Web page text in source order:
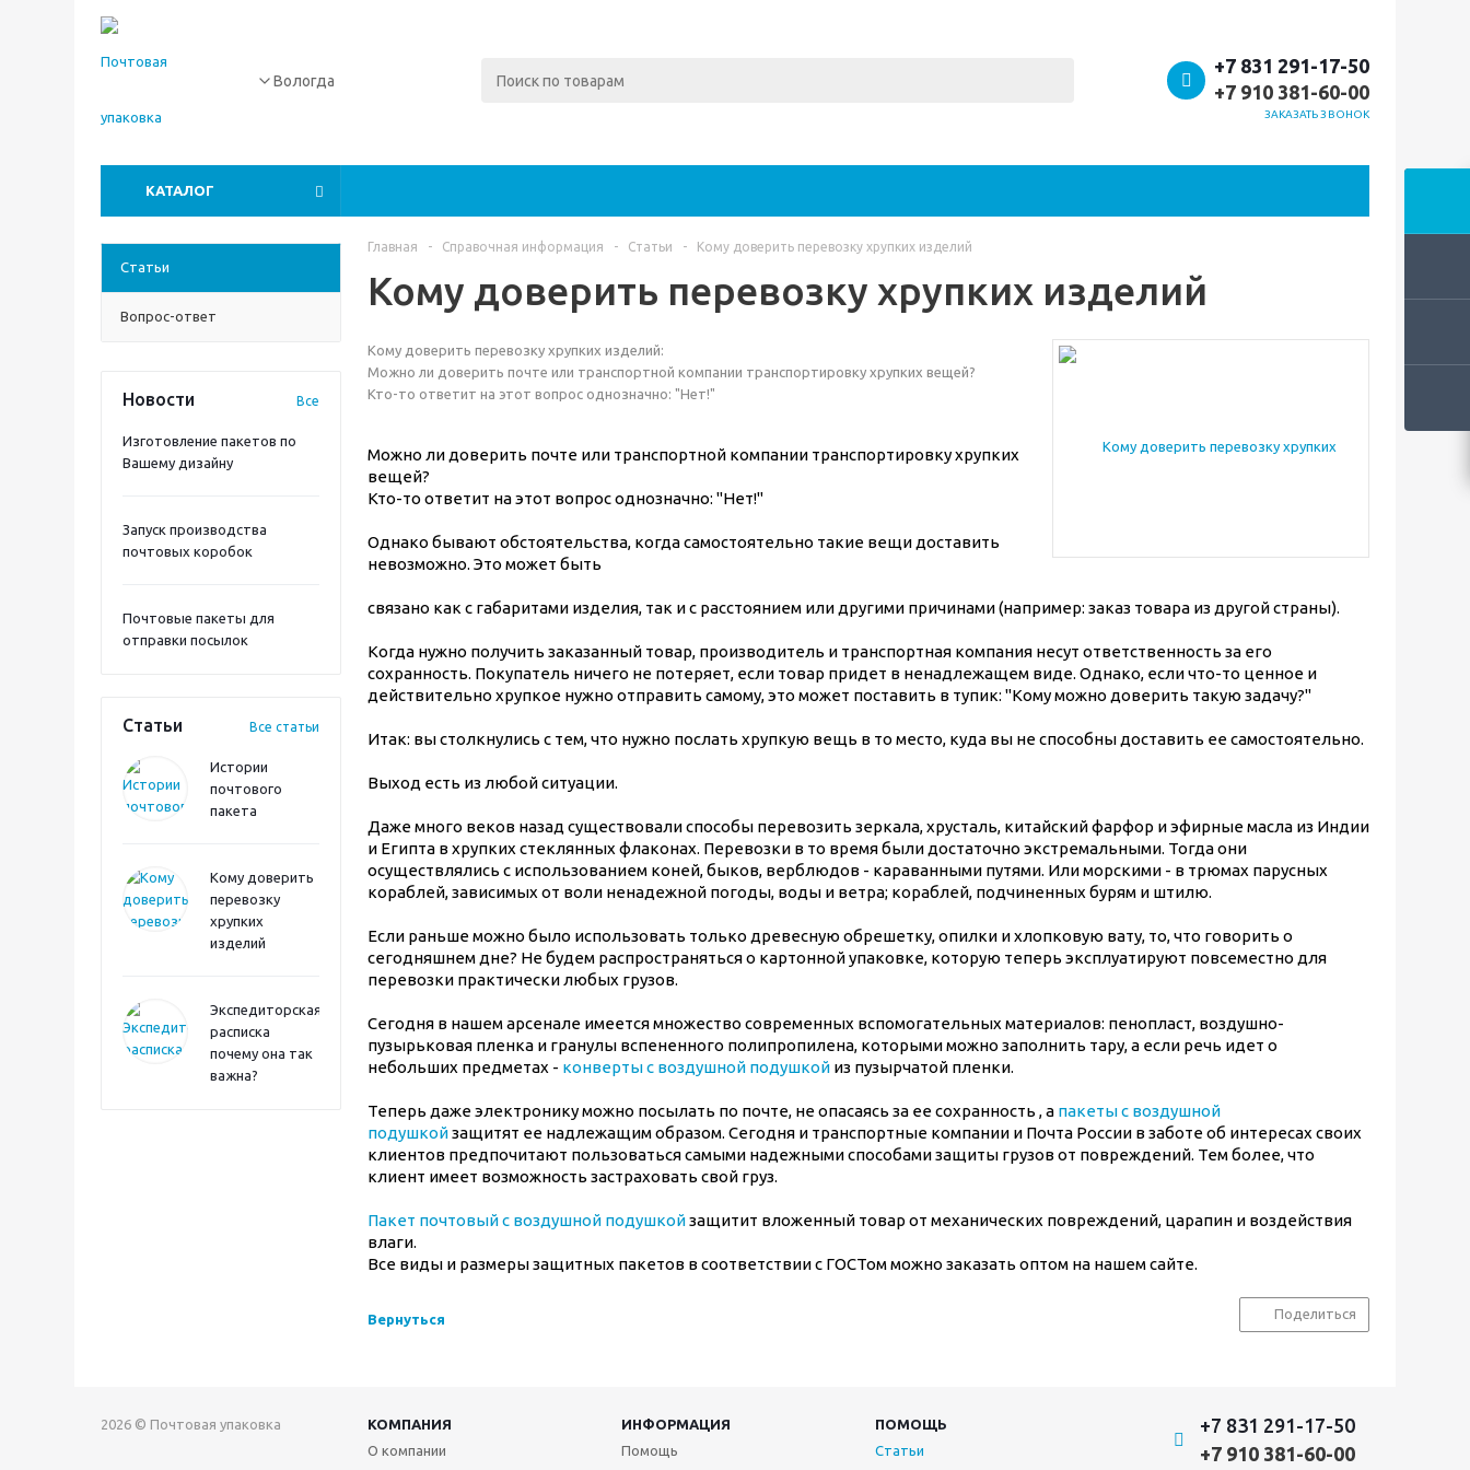
Вологда
+7 831 291-17-50
+7 910 381-60-00
ЗАКАЗАТЬ ЗВОНОК
КАТАЛОГ
Статьи
Вопрос-ответ
Новости Все
Изготовление пакетов по
Вашему дизайну
Запуск производства
почтовых коробок
Почтовые пакеты для
отправки посылок
Статьи Все статьи
Истории
почтового
пакета
Кому доверить
перевозку
хрупких
изделий
Экспедиторская
расписка
почему она так
важна?
Главная - Справочная информация - Статьи - Кому доверить перевозку хрупких изделий
Кому доверить перевозку хрупких изделий
Кому доверить перевозку хрупких изделий:
Можно ли доверить почте или транспортной компании транспортировку хрупких вещей?
Кто-то ответит на этот вопрос однозначно: "Нет!"
Можно ли доверить почте или транспортной компании транспортировку хрупких
вещей?
Кто-то ответит на этот вопрос однозначно: "Нет!"
Однако бывают обстоятельства, когда самостоятельно такие вещи доставить
невозможно. Это может быть
связано как с габаритами изделия, так и с расстоянием или другими причинами (например: заказ товара из другой страны).
Когда нужно получить заказанный товар, производитель и транспортная компания несут ответственность за его
сохранность. Покупатель ничего не потеряет, если товар придет в ненадлежащем виде. Однако, если что-то ценное и
действительно хрупкое нужно отправить самому, это может поставить в тупик: "Кому можно доверить такую задачу?"
Итак: вы столкнулись с тем, что нужно послать хрупкую вещь в то место, куда вы не способны доставить ее самостоятельно.
Выход есть из любой ситуации.
Даже много веков назад существовали способы перевозить зеркала, хрусталь, китайский фарфор и эфирные масла из Индии
и Египта в хрупких стеклянных флаконах. Перевозки в то время были достаточно экстремальными. Тогда они
осуществлялись с использованием коней, быков, верблюдов - караванными путями. Или морскими - в трюмах парусных
кораблей, зависимых от воли ненадежной погоды, воды и ветра; кораблей, подчиненных бурям и штилю.
Если раньше можно было использовать только древесную обрешетку, опилки и хлопковую вату, то, что говорить о
сегодняшнем дне? Не будем распространяться о картонной упаковке, которую теперь эксплуатируют повсеместно для
перевозки практически любых грузов.
Сегодня в нашем арсенале имеется множество современных вспомогательных материалов: пенопласт, воздушно-
пузырьковая пленка и гранулы вспененного полипропилена, которыми можно заполнить тару, а если речь идет о
небольших предметах - конверты с воздушной подушкой из пузырчатой пленки.
Теперь даже электронику можно посылать по почте, не опасаясь за ее сохранность , а пакеты с воздушной
подушкойзащитят ее надлежащим образом. Сегодня и транспортные компании и Почта России в заботе об интересах своих
клиентов предпочитают пользоваться самыми надежными способами защиты грузов от повреждений. Тем более, что
клиент имеет возможность застраховать свой груз.
Пакет почтовый с воздушной подушкойзащитит вложенный товар от механических повреждений, царапин и воздействия
влаги.
Все виды и размеры защитных пакетов в соответствии с ГОСТом можно заказать оптом на нашем сайте.
Вернуться Поделиться
2026 © Почтовая упаковка КОМПАНИЯ ИНФОРМАЦИЯ
ПОМОЩЬ
О компании
Помощь
Статьи
+7 831 291-17-50
+7 910 381-60-00